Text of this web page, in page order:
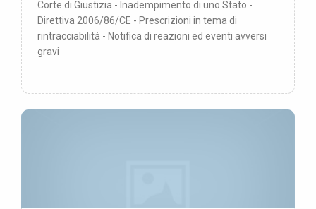
Corte di Giustizia - Inadempimento di uno Stato -
Direttiva 2006/86/CE - Prescrizioni in tema di
rintracciabilità - Notifica di reazioni ed eventi avversi
gravi